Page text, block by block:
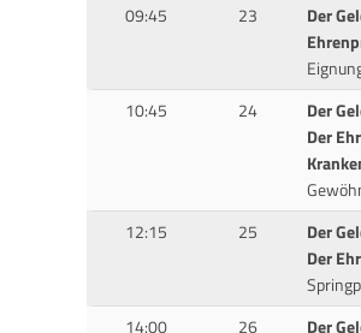
09:45 23
Der
10:45 24
Der
Der
12:15 25
Der
Der
14:00 26
Der